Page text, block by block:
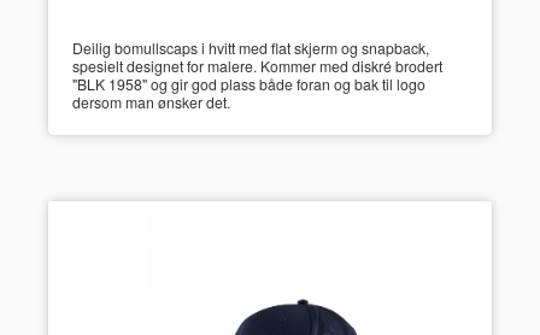
Deilig bomullscaps i hvitt med flat skjerm og snapback,
spesielt designet for malere. Kommer med diskré brodert
"BLK 1958" og gir god plass både foran og bak til logo
dersom man ønsker det.